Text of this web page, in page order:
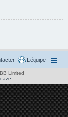
L’équipe
Limited